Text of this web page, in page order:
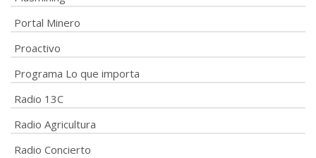
Portal Minero
Proactivo
Programa Lo que importa
Radio 13C
Radio Agricultura
Radio Concierto